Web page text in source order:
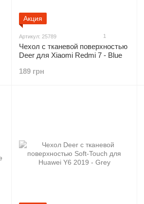
Акция
Артикул: 25789 1
Чехол с тканевой поверхностью
Deer для Xiaomi Redmi 7 - Blue
189 грн